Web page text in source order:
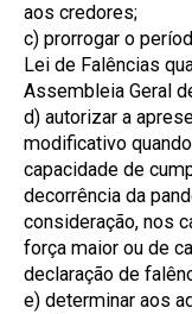
aos credores;
c) prorrogar o
Lei de Falências
Assembleia Geral
d) autorizar a
modificativo
capacidade de
decorrência da
consideração, nos
força maior ou de
declaração de
e) determinar aos